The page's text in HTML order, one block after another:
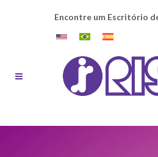
Encontre um Escritório